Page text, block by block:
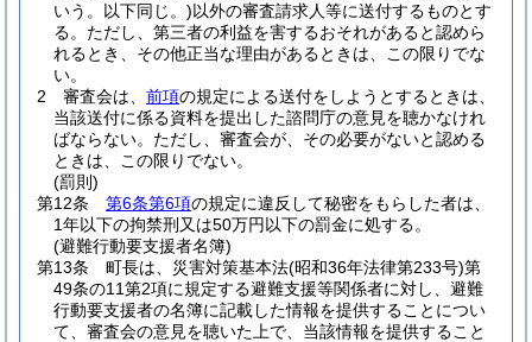
いう。以下同じ。)以外の審査請求人等に送付するものとす
る。 ただし、第三者の利益を害するおそれがあると認めら
れるとき、その他正当な理由があるときは、この限りでな
い。
2
審査会は、 前項の規定による送付をしようとするときは、
当該送付に係る資料を提出した諮問庁の意見を聴かなけれ
ばならない。 ただし、審査会が、その必要がないと認める
ときは、この限りでない。
(罰則)
第12条
第6条第6項の規定に違反して秘密をもらした者は、
1年以下の拘禁刑又は50万円以下の罰金に処する。
(避難行動要支援者名簿)
第13条
町長は、災害対策基本法(昭和36年法律第233号)第
49条の11第2項に規定する避難支援等関係者に対し、避難
行動要支援者の名簿に記載した情報を提供することについ
て、審査会の意見を聴いた上で、当該情報を提供すること